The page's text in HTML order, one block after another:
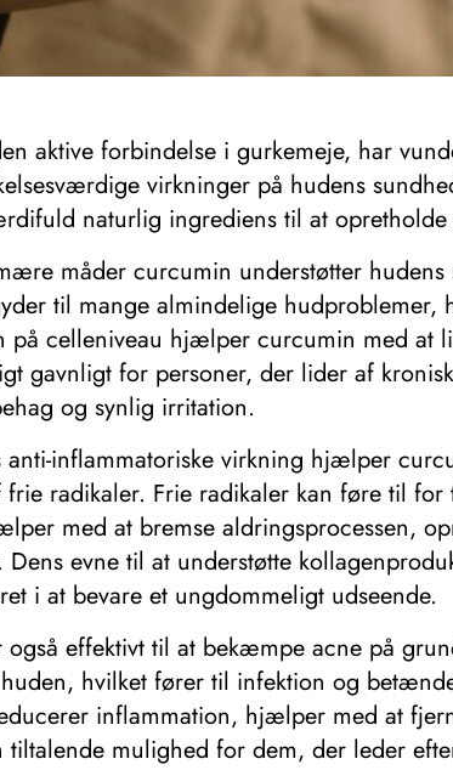
aktive forbindelse i gurkemeje, har
virkninger på hudens
naturlig ingrediens til at
måder curcumin understøtter
til mange almindelige
på celleniveau hjælper curcumin med at
gavnligt for personer, der lider af
og synlig irritation.
anti-inflammatoriske virkning hjælper
frie radikaler. Frie radikaler kan føre til
med at bremse aldringsprocessen,
Dens evne til at understøtte
i at bevare et ungdommeligt udseende.
effektivt til at bekæmpe acne på
hvilket fører til infektion og
inflammation, hjælper med at
mulighed for dem, der leder